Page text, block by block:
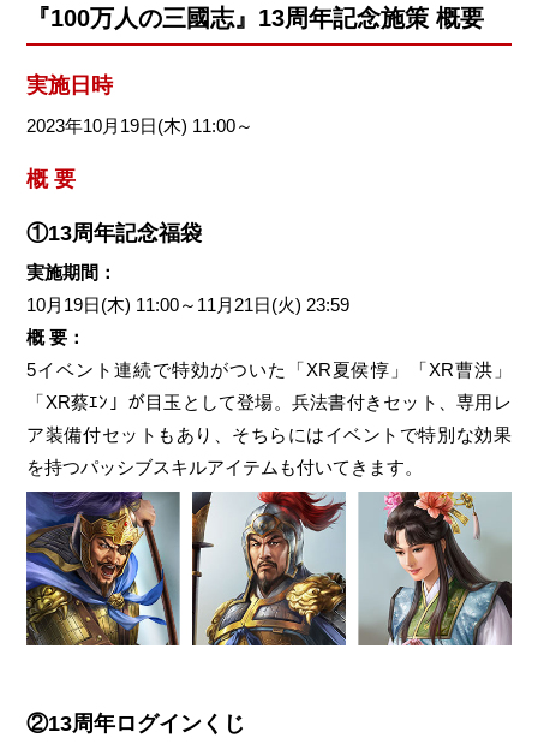
『100万人の三國志』13周年記念施策 概要
実施日時
2023年10月19日(木) 11:00～
概 要
①13周年記念福袋
実施期間：
10月19日(木) 11:00～11月21日(火) 23:59
概 要：
5イベント連続で特効がついた「XR夏侯惇」「XR曹洪」
「XR蔡ｴﾝ」が目玉として登場。兵法書付きセット、専用レ
ア装備付セットもあり、そちらにはイベントで特別な効果
を持つパッシブスキルアイテムも付いてきます。
②13周年ログインくじ